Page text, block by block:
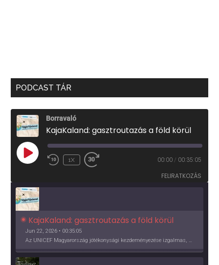
PODCAST TÁR
Borravaló
KajaKaland: gasztroutazás a föld körül
PLAY
EPISODE
1X 00:00 / 00:35:05
FELIRATKOZÁS
KajaKaland: gasztroutazás a föld körül
Jun 22, 2026 • 00:35:05
Az UNICEF Magyarország jótékonysági kezdeményezése izgalmas, egész éves világkörüli ízutazásra hív, igazi családi program és gasztroedukáció, illetve segítség a rászorulóknak is egyben.